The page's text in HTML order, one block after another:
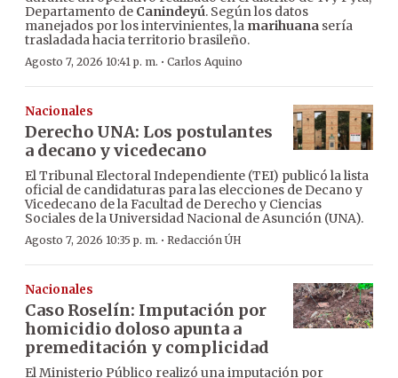
Departamento de Canindeyú. Según los datos
manejados por los intervinientes, la marihuana sería
trasladada hacia territorio brasileño.
Agosto 7, 2026 10:41 p. m. · Carlos Aquino
Nacionales
Derecho UNA: Los postulantes
a decano y vicedecano
El Tribunal Electoral Independiente (TEI) publicó la lista
oficial de candidaturas para las elecciones de Decano y
Vicedecano de la Facultad de Derecho y Ciencias
Sociales de la Universidad Nacional de Asunción (UNA).
Agosto 7, 2026 10:35 p. m. · Redacción ÚH
Nacionales
Caso Roselín: Imputación por
homicidio doloso apunta a
premeditación y complicidad
El Ministerio Público realizó una imputación por